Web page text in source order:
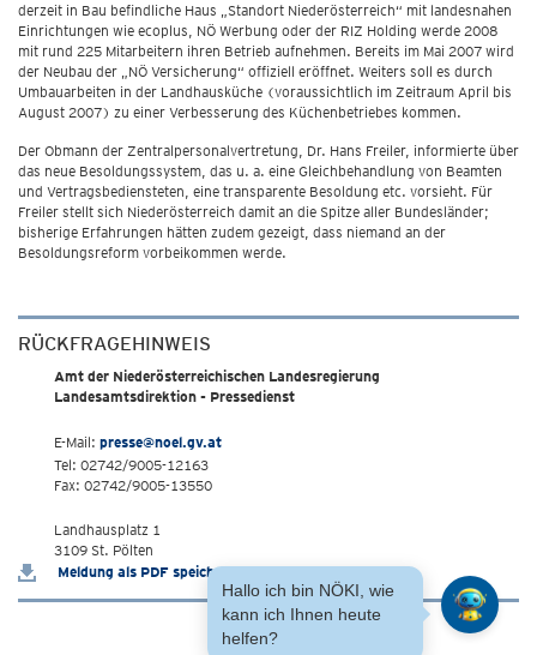
derzeit in Bau befindliche Haus „Standort Niederösterreich“ mit landesnahen
Einrichtungen wie ecoplus, NÖ Werbung oder der RIZ Holding werde 2008
mit rund 225 Mitarbeitern ihren Betrieb aufnehmen. Bereits im Mai 2007 wird
der Neubau der „NÖ Versicherung“ offiziell eröffnet. Weiters soll es durch
Umbauarbeiten in der Landhausküche (voraussichtlich im Zeitraum April bis
August 2007) zu einer Verbesserung des Küchenbetriebes kommen.
Der Obmann der Zentralpersonalvertretung, Dr. Hans Freiler, informierte über
das neue Besoldungssystem, das u. a. eine Gleichbehandlung von Beamten
und Vertragsbediensteten, eine transparente Besoldung etc. vorsieht. Für
Freiler stellt sich Niederösterreich damit an die Spitze aller Bundesländer;
bisherige Erfahrungen hätten zudem gezeigt, dass niemand an der
Besoldungsreform vorbeikommen werde.
RÜCKFRAGEHINWEIS
Amt der Niederösterreichischen Landesregierung
Landesamtsdirektion - Pressedienst
E-Mail: presse@noel.gv.at
Tel: 02742/9005-12163
Fax: 02742/9005-13550
Landhausplatz 1
3109 St. Pölten
Meldung als PDF speichern
Hallo ich bin NÖKI, wie
kann ich Ihnen heute
helfen?